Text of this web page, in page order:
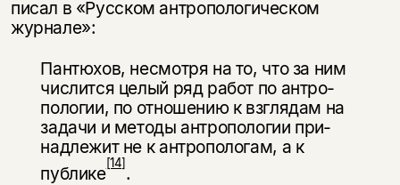
писал в «Русском антропологическом
журнале»:
Пантюхов, несмотря на то, что за ним
числится целый ряд работ по антро­
пологии, по отношению к взглядам на
задачи и методы антропологии при­
надлежит не к антропологам, а к
публике[14].